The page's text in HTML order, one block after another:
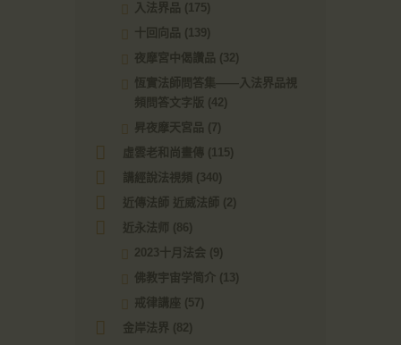
入法界品 (175)
十回向品 (139)
夜摩宮中偈讚品 (32)
恆實法師問答集——入法界品視
頻問答文字版 (42)
昇夜摩天宮品 (7)
虛雲老和尚畫傳 (115)
講經說法視頻
(340)
近傳法師 近威法師 (2)
近永法师
(86)
2023十月法会 (9)
佛教宇宙学简介 (13)
戒律講座 (57)
金岸法界 (82)